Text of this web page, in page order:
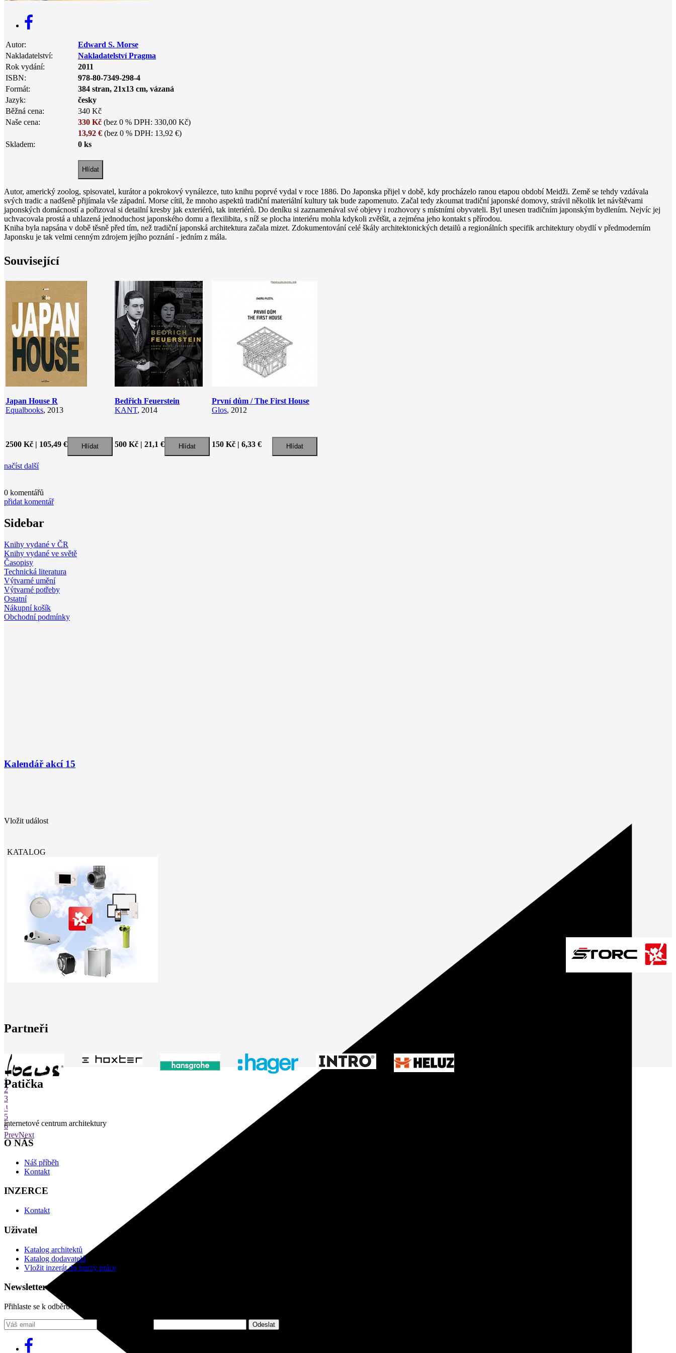
Autor:
Edward S. Morse
Nakladatelství:
Nakladatelství Pragma
Rok vydání:
2011
ISBN:
978-80-7349-298-4
Formát:
384 stran, 21x13 cm, vázaná
Jazyk:
česky
Běžná cena:
340 Kč
Naše cena:
330 Kč (bez 0 % DPH: 330,00 Kč)
13,92 € (bez 0 % DPH: 13,92 €)
Skladem:
0 ks
Autor, americký zoolog, spisovatel, kurátor a pokrokový vynálezce, tuto knihu poprvé vydal v roce 1886. Do Japonska přijel v době, kdy procházelo ranou etapou období Meidži. Země se tehdy vzdávala
svých tradic a nadšeně přijímala vše západní. Morse cítil, že mnoho aspektů tradiční materiální kultury tak bude zapomenuto. Začal tedy zkoumat tradiční japonské domovy, strávil několik let návštěvami
japonských domácností a pořizoval si detailní kresby jak exteriérů, tak interiérů. Do deníku si zaznamenával své objevy i rozhovory s místními obyvateli. Byl unesen tradičním japonským bydlením. Nejvíc jej
uchvacovala prostá a uhlazená jednoduchost japonského domu a flexilibita, s níž se plocha interiéru mohla kdykoli zvětšit, a zejména jeho kontakt s přírodou.
Kniha byla napsána v době těsně před tím, než tradiční japonská architektura začala mizet. Zdokumentování celé škály architektonických detailů a regionálních specifik architektury obydlí v předmoderním
Japonsku je tak velmi cenným zdrojem jejího poznání - jedním z mála.
Související
Japan House R
Equalbooks, 2013
2500 Kč | 105,49 €
Bedřich Feuerstein
KANT, 2014
500 Kč | 21,1 €
První dům / The First House
Glos, 2012
150 Kč | 6,33 €
načíst další
0 komentářů
přidat komentář
Sidebar
Knihy vydané v ČR
Knihy vydané ve světě
Časopisy
Technická literatura
Výtvarné umění
Výtvarné potřeby
Ostatní
Nákupní košík
Obchodní podmínky
Kalendář akcí 15
Vložit událost
KATALOG
Partneři
1
2
3
4
5
6
PrevNext
Patička
internetové centrum architektury
O NÁS
Náš příběh
Kontakt
INZERCE
Kontakt
Uživatel
Katalog architektů
Katalog dodavatelů
Vložit inzerát do burzy práce
Newsletter
Přihlaste se k odběru našeho pravidelného týdenního newsletteru: